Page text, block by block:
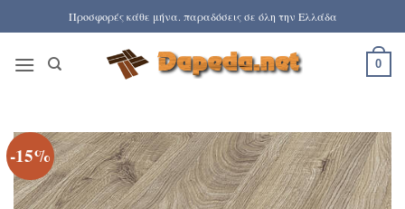
στο
περιεχόμενο
Προσφορές κάθε μήνα. παραδόσεις σε όλη την Ελλάδα
0
-15%